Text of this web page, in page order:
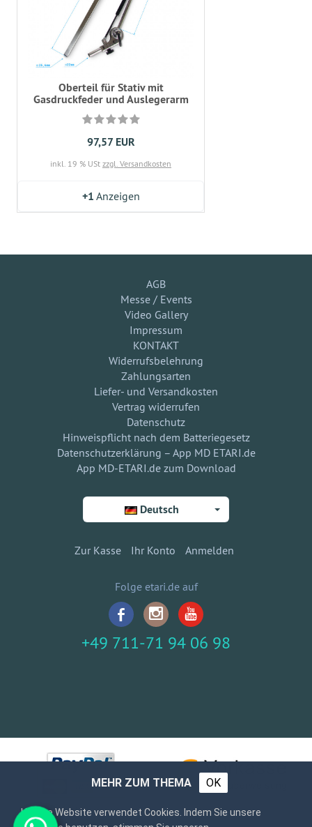
Oberteil für Stativ mit
Gasdruckfeder und Auslegerarm
97,57 EUR
inkl. 19 % USt zzgl. Versandkosten
+1 Anzeigen
AGB
Messe / Events
Video Gallery
Impressum
KONTAKT
Widerrufsbelehrung
Zahlungsarten
Liefer- und Versandkosten
Vertrag widerrufen
Datenschutz
Hinweispflicht nach dem Batteriegesetz
Datenschutzerklärung – App MD ETARI.de
App MD-ETARI.de zum Download
Deutsch
Zur Kasse Ihr Konto Anmelden
Folge etari.de auf
+49 711-71 94 06 98
MEHR ZUM THEMA OK
Unsere Website verwendet Cookies. Indem Sie unsere